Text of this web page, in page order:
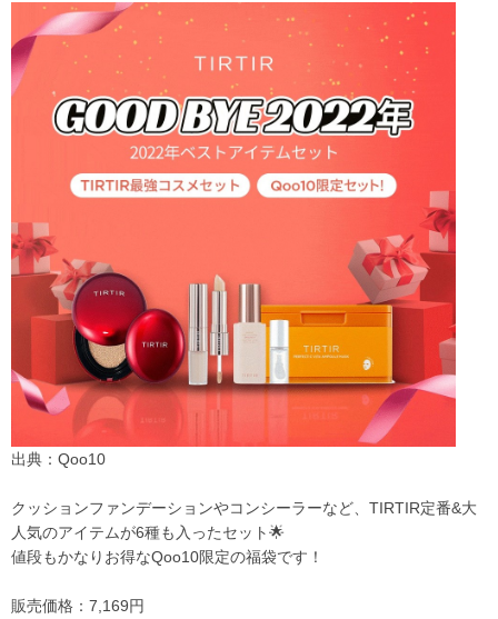
出典：Qoo10
クッションファンデーションやコンシーラーなど TIRTIR定番&大
人気のアイテ ムが6種も入ったセット🌟
値段もかなりお得なQoo10限定の福袋です！
販売価格： 7 169円